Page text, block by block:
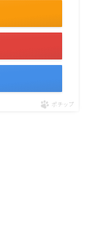
ポチップ